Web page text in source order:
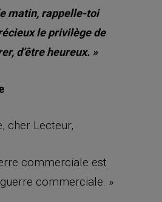
matin, rappelle-toi
le privilège de
d’être heureux. »
cher Lecteur,
commerciale est
commerciale. »